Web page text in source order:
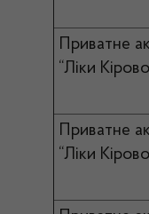
Приватне
“Ліки
Приватне
“Ліки